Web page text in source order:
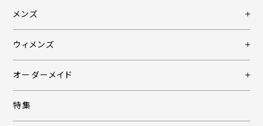
メンズ
ウィメンズ
オーダーメイド
特集